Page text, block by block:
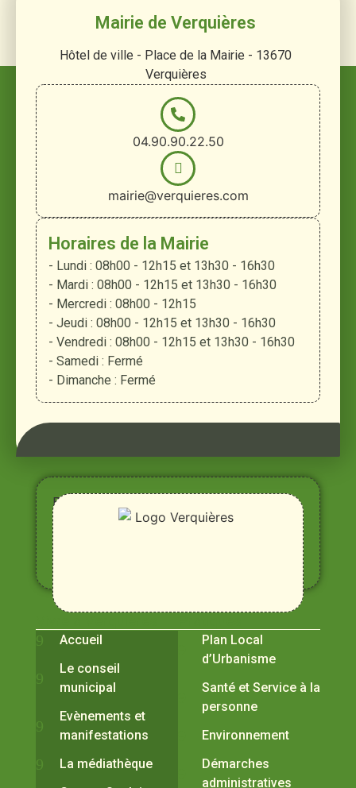
Mairie de Verquières
Hôtel de ville - Place de la Mairie - 13670
Verquières
04.90.90.22.50
mairie@verquieres.com
Horaires de la Mairie
- Lundi : 08h00 - 12h15 et 13h30 - 16h30
- Mardi : 08h00 - 12h15 et 13h30 - 16h30
- Mercredi : 08h00 - 12h15
- Jeudi : 08h00 - 12h15 et 13h30 - 16h30
- Vendredi : 08h00 - 12h15 et 13h30 - 16h30
- Samedi : Fermé
- Dimanche : Fermé
Entre
Rhône,
Alpilles
et
Durance
Accueil
Le conseil
municipal
Evènements et
manifestations
La médiathèque
Plan Local
d’Urbanisme
Santé et Service à la
personne
Environnement
Démarches
administratives